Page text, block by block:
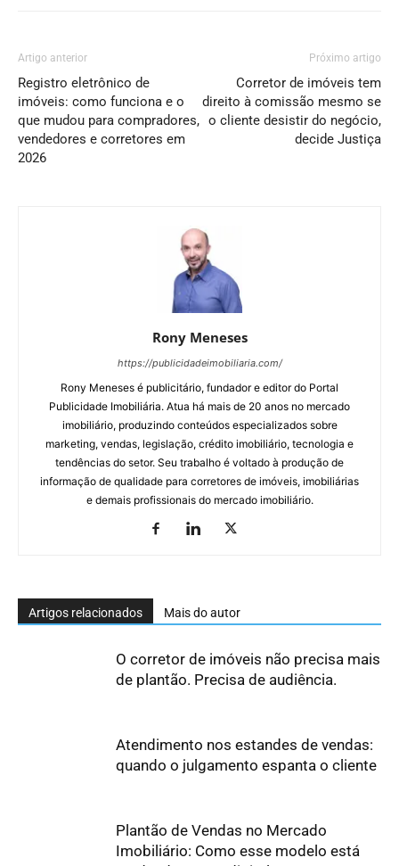
Artigo anterior
Registro eletrônico de
imóveis: como funciona e o
que mudou para compradores,
vendedores e corretores em
2026
Próximo artigo
Corretor de imóveis tem
direito à comissão mesmo se
o cliente desistir do negócio,
decide Justiça
Rony Meneses
https://publicidadeimobiliaria.com/
Rony Meneses é publicitário, fundador e editor do Portal
Publicidade Imobiliária. Atua há mais de 20 anos no mercado
imobiliário, produzindo conteúdos especializados sobre
marketing, vendas, legislação, crédito imobiliário, tecnologia e
tendências do setor. Seu trabalho é voltado à produção de
informação de qualidade para corretores de imóveis, imobiliárias
e demais profissionais do mercado imobiliário.
Artigos relacionados Mais do autor
O corretor de imóveis não precisa mais
de plantão. Precisa de audiência.
Atendimento nos estandes de vendas:
quando o julgamento espanta o cliente
Plantão de Vendas no Mercado
Imobiliário: Como esse modelo está